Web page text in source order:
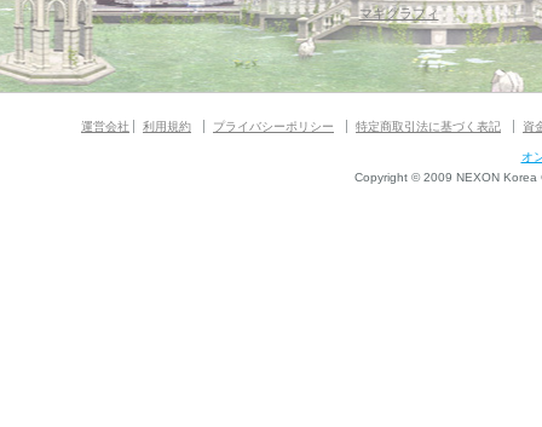
マギグラフィ
運営会社 利用規約 プライバシーポリシー 特定商取引法に基づく表記 資
オ
Copyright © 2009 NEXON Korea